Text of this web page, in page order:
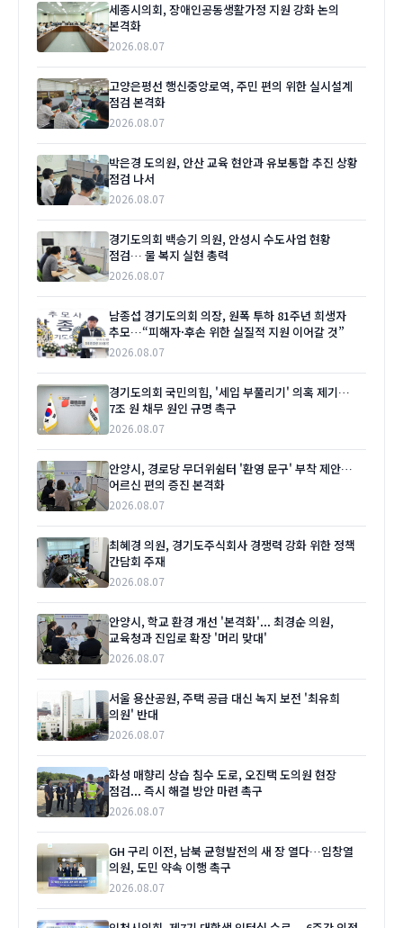
세종시의회, 장애인공동생활가정 지원 강화 논의
본격화
2026.08.07
고양은평선 행신중앙로역, 주민 편의 위한 실시설계
점검 본격화
2026.08.07
박은경 도의원, 안산 교육 현안과 유보통합 추진 상황
점검 나서
2026.08.07
경기도의회 백승기 의원, 안성시 수도사업 현황
점검… 물 복지 실현 총력
2026.08.07
남종섭 경기도의회 의장, 원폭 투하 81주년 희생자
추모…“피해자·후손 위한 실질적 지원 이어갈 것”
2026.08.07
경기도의회 국민의힘, '세입 부풀리기' 의혹 제기…
7조 원 채무 원인 규명 촉구
2026.08.07
안양시, 경로당 무더위쉼터 '환영 문구' 부착 제안…
어르신 편의 증진 본격화
2026.08.07
최혜경 의원, 경기도주식회사 경쟁력 강화 위한 정책
간담회 주재
2026.08.07
안양시, 학교 환경 개선 '본격화'... 최경순 의원,
교육청과 진입로 확장 '머리 맞대'
2026.08.07
서울 용산공원, 주택 공급 대신 녹지 보전 '최유희
의원' 반대
2026.08.07
화성 매향리 상습 침수 도로, 오진택 도의원 현장
점검... 즉시 해결 방안 마련 촉구
2026.08.07
GH 구리 이전, 남북 균형발전의 새 장 열다…임창열
의원, 도민 약속 이행 촉구
2026.08.07